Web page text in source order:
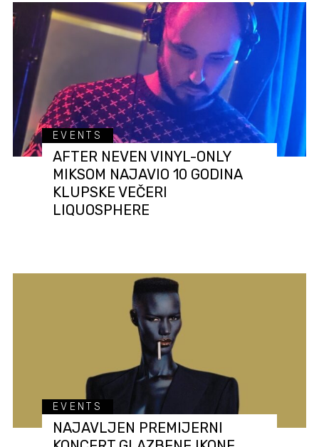
EVENTS
AFTER NEVEN VINYL-ONLY
MIKSOM NAJAVIO 10 GODINA
KLUPSKE VEČERI
LIQUOSPHERE
EVENTS
NAJAVLJEN PREMIJERNI